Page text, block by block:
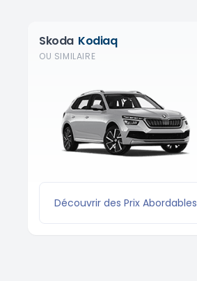
Skoda Kodiaq
OU SIMILAIRE
Découvrir des Prix Abordables